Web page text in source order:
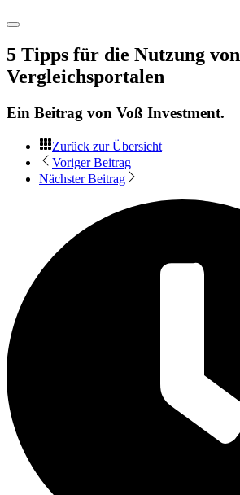
5 Tipps für die Nutzung von
Vergleichsportalen
Ein Beitrag von Voß Investment.
Zurück zur Übersicht
Voriger Beitrag
Nächster Beitrag